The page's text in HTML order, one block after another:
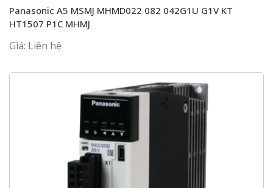
Panasonic A5 MSMJ MHMD022 082 042G1U G1V KT
HT1507 P1C MHMJ
Giá: Liên hệ